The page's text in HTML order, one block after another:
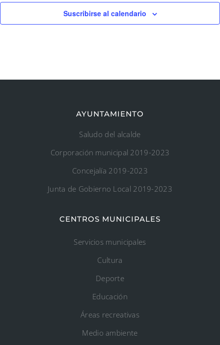
Suscribirse al calendario
AYUNTAMIENTO
Saludo del alcalde
Corporación municipal 2019-2023
Concejalía 2019-2023
Junta de Gobierno Local 2019-2023
CENTROS MUNICIPALES
Servicios municipales
Cultura
Deporte
Educación
Áreas recreativas
Medio ambiente